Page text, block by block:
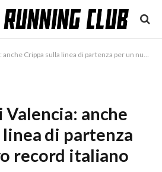
Crippa sulla linea di partenza per un nuovo record italiano
anche
di partenza
record italiano